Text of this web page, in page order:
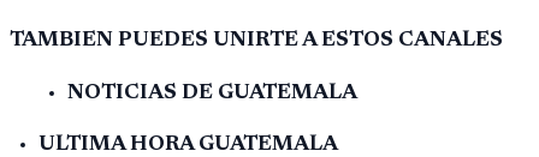
TAMBIEN PUEDES UNIRTE A ESTOS CANALES
NOTICIAS DE GUATEMALA
ULTIMA HORA GUATEMALA